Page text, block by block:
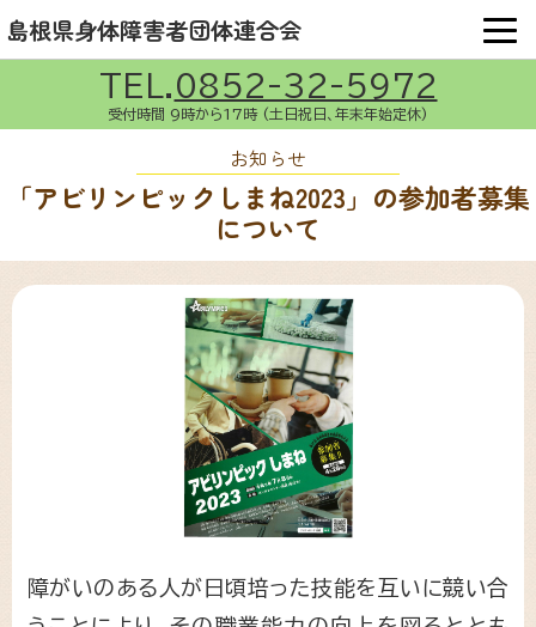
本文へ移動トップページ お知らせ
イベント紹介 組織団体向け情報 物資斡旋
組織団体の活動 要望陳情
リンク
お問い合わせ
島根県身体障害者団体連合会
TEL. 0852-32-5972
受付時間 9時から17時 (土日祝日、年末年始定休)
お知らせ
「アビリンピックしまね2023」の参加者募集
について
障がいのある人が日頃培った技能を互いに競い合